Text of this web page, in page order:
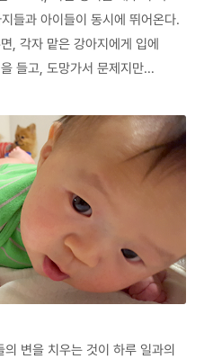
들과 아이들이 동시에 뛰어온다.
, 각자 맡은 강아지에게 입에
들고, 도망가서 문제지만…
변을 치우는 것이 하루 일과의